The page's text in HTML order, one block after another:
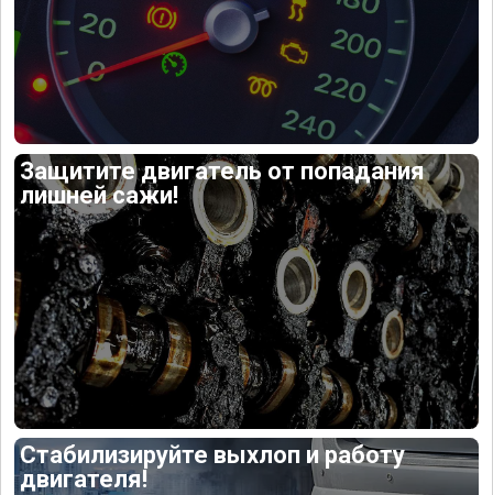
Защитите двигатель от попадания
лишней сажи!
Стабилизируйте выхлоп и работу
двигателя!